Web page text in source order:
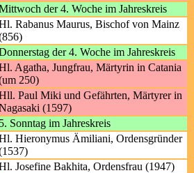
der 4. Woche im Jahreskreis
Rabanus Maurus, Bischof von Mainz
der 4. Woche im Jahreskreis
Agatha, Jungfrau, Märtyrin in Catania
250)
Paul Miki und Gefährten, Märtyrer in
(1597)
5. Sonntag im Jahreskreis
Hieronymus Ämiliani, Ordensgründer
Josefine Bakhita, Ordensfrau (1947)